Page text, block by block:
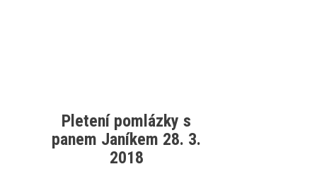
Pletení pomlázky s
panem Janíkem 28. 3.
2018